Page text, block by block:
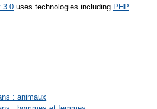
3.0 uses technologies including PHP
: animaux